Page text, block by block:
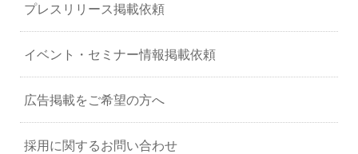
プレスリリース掲載依頼
イベント・セミナー情報掲載依頼
広告掲載をご希望の方へ
採用に関するお問い合わせ